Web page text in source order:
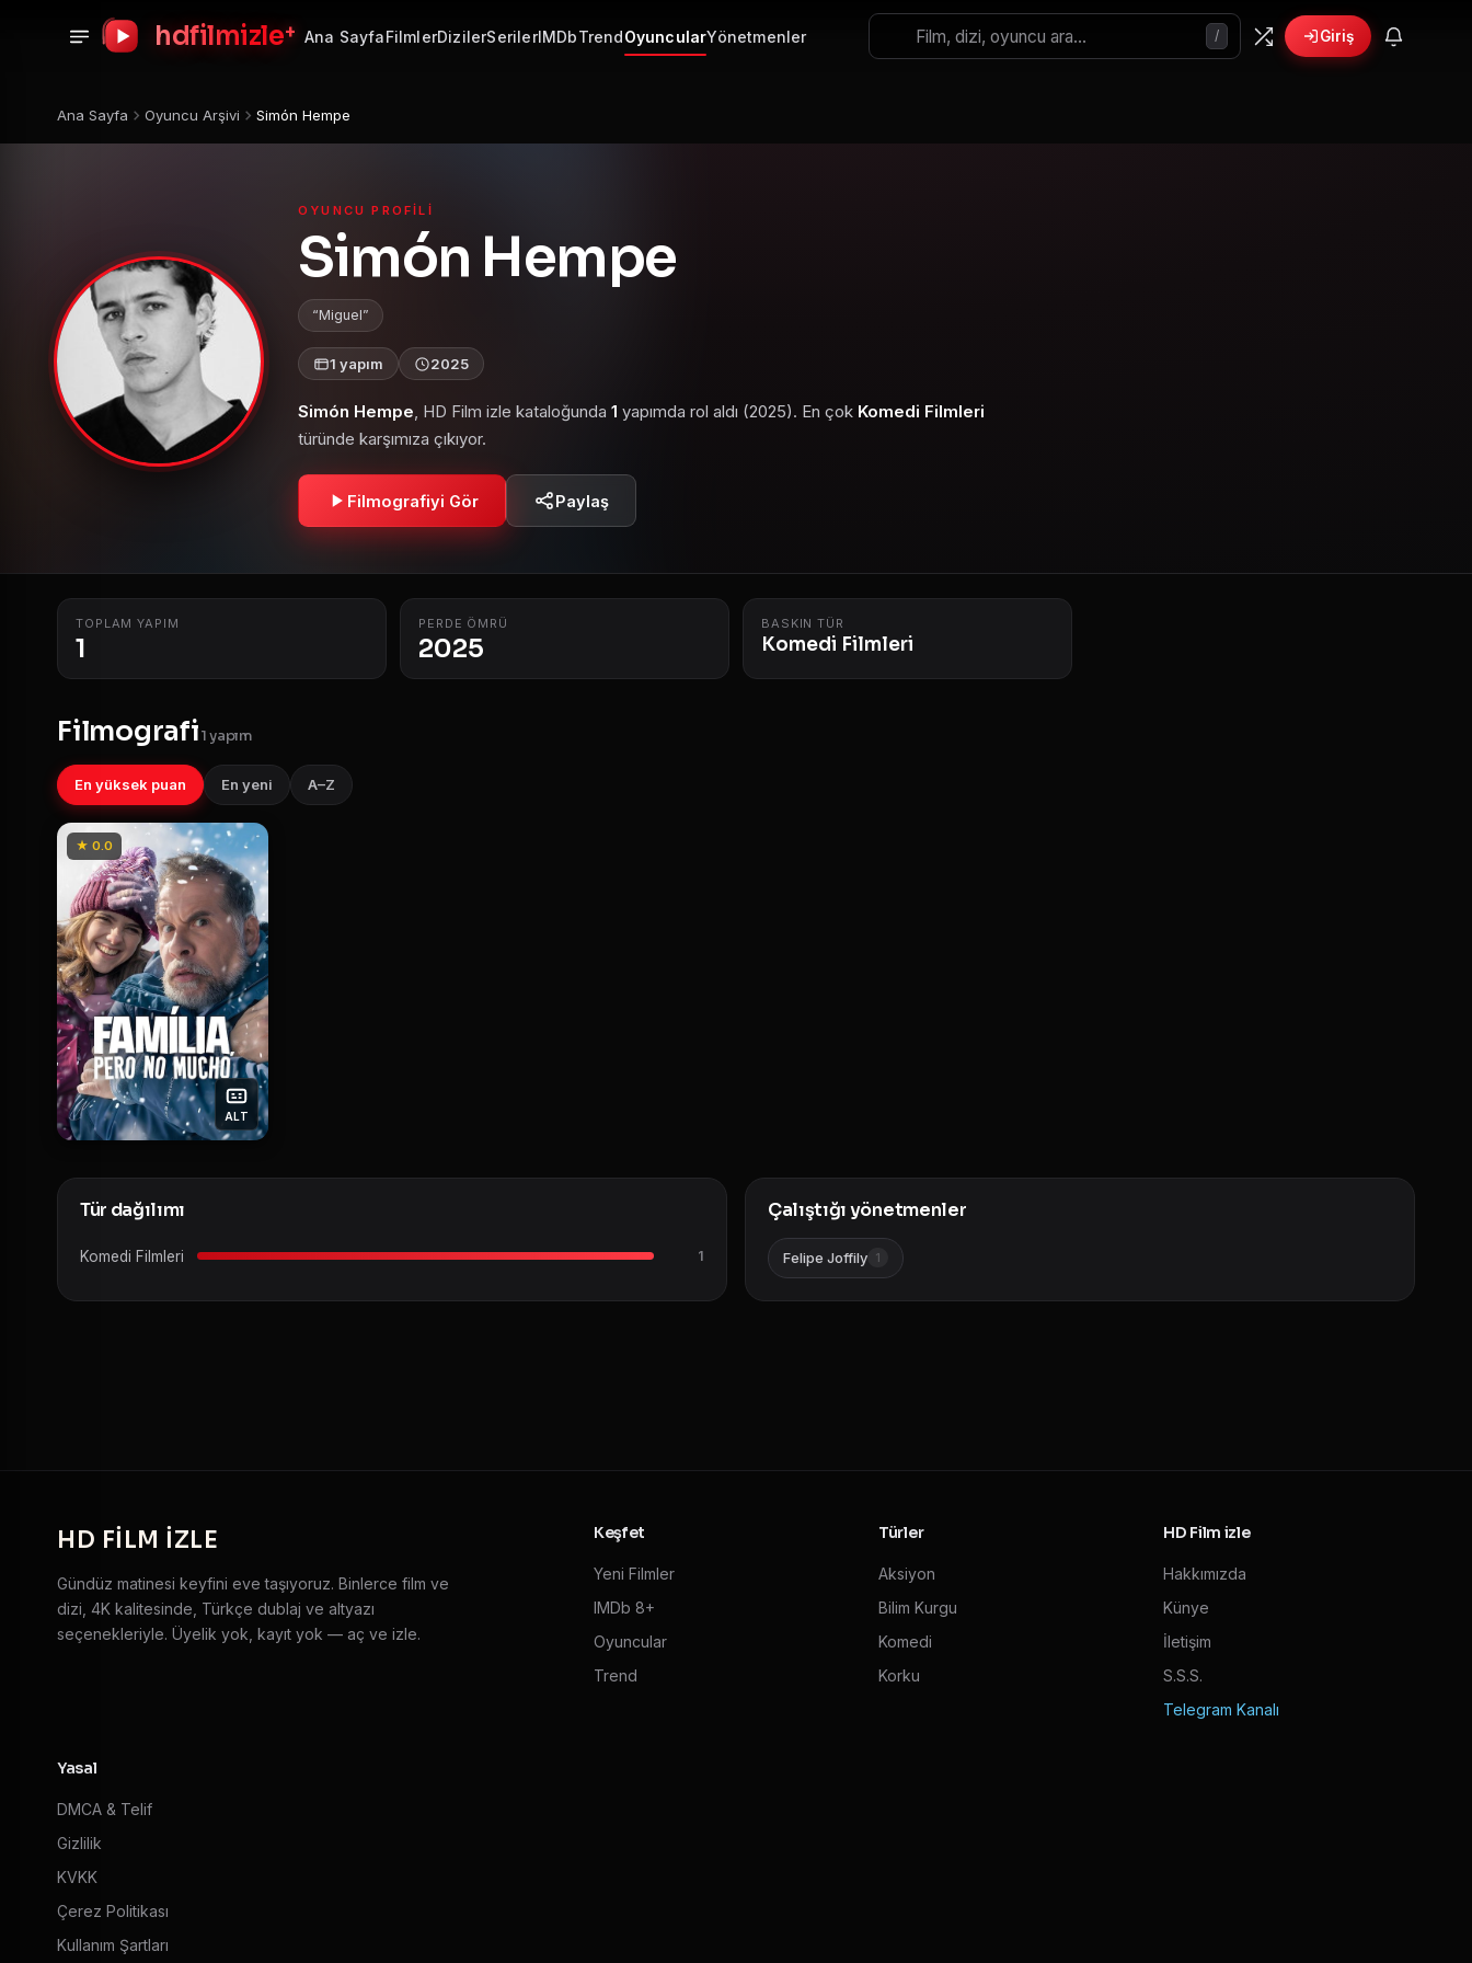
hdfilmizle+ Ana SayfaFilmlerDizilerSerilerIMDbTrendOyuncularYönetmenler / Giriş
Ana Sayfa Oyuncu Arşivi Simón Hempe
OYUNCU PROFILI
Simón Hempe
Miguel
1 yapım 2025
Simón Hempe, HD Film izle kataloğunda 1 yapımda rol aldı (2025). En çok Komedi Filmleri
türünde karşımıza çıkıyor.
Filmografiyi Gör Paylaş
TOPLAM YAPIM
1
PERDE ÖMRÜ
2025
BASKIN TÜR
Komedi Filmleri
Filmografi1 yapım
En yüksek puan En yeni A–Z
★ 0.0
ALT
Tür dağılımı
Komedi Filmleri 1
Çalıştığı yönetmenler
Felipe Joffily 1
HD FILM IZLE
Gündüz matinesi keyfini eve taşıyoruz. Binlerce film ve
dizi, 4K kalitesinde, Türkçe dublaj ve altyazı
seçenekleriyle. Üyelik yok, kayıt yok — aç ve izle.
Keşfet
Yeni Filmler
IMDb 8+
Oyuncular
Trend
Türler
Aksiyon
Bilim Kurgu
Komedi
Korku
HD Film izle
Hakkımızda
Künye
İletişim
S.S.S.
Telegram Kanalı
Yasal
DMCA & Telif
Gizlilik
KVKK
Çerez Politikası
Kullanım Şartları